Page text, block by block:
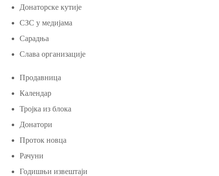
Донаторске кутије
СЗС у медијама
Сарадња
Слава организације
Продавница
Календар
Тројка из блока
Донатори
Проток новца
Рачуни
Годишњи извештаји